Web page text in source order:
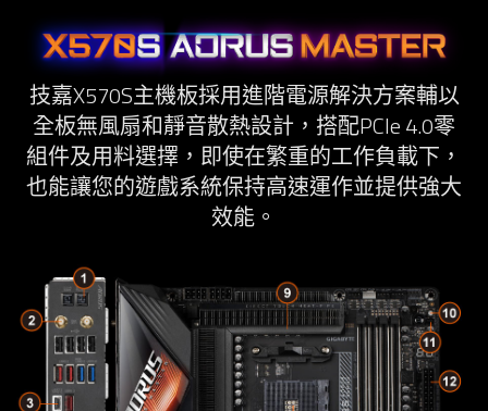
技嘉X570S主機板採用進階電源解決方案輔以
全板無風扇和靜音散熱設計，搭配PCIe 4.0零
組件及用料選擇，即使在繁重的工作負載下，
也能讓您的遊戲系統保持高速運作並提供強大
效能。